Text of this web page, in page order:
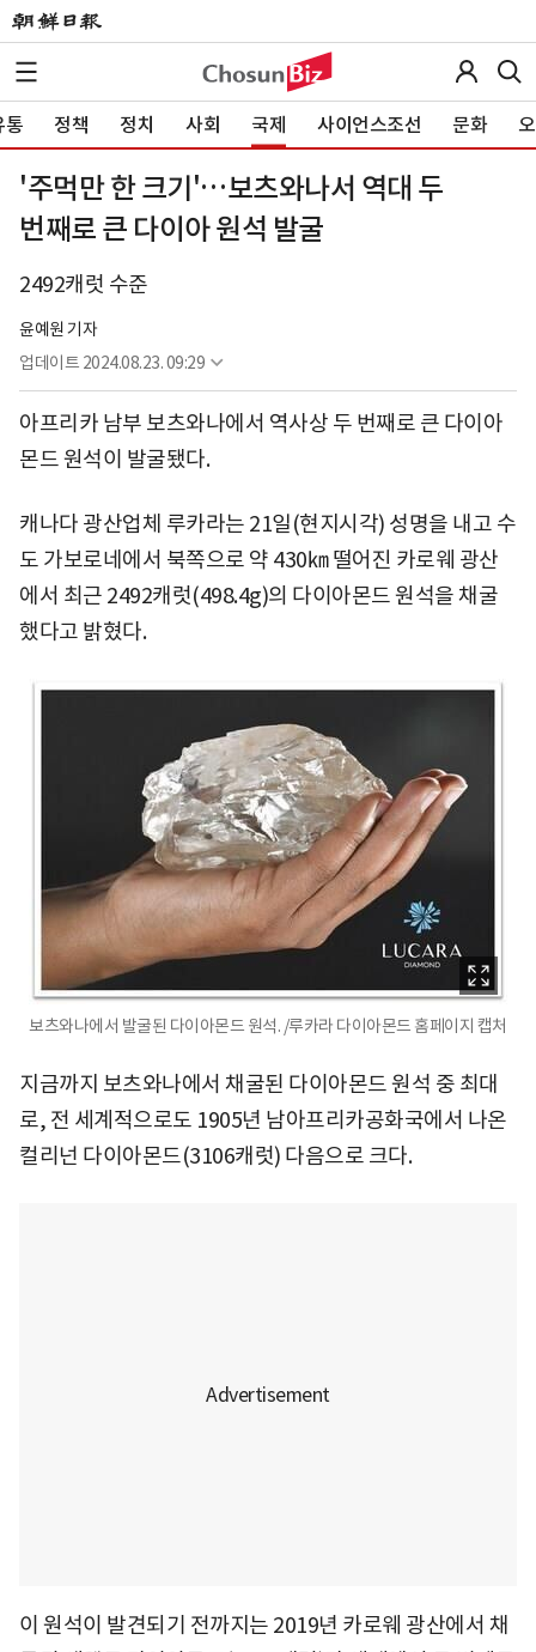
통 정책 정치 사회 국제 사이언스조선 문화
'주먹만 한 크기'…보츠와나서 역대 두
번째로 큰 다이아 원석 발굴
2492캐럿 수준
윤예원 기자
업데이트 2024.08.23. 09:29
아프리카 남부 보츠와나에서 역사상 두 번째로 큰 다이아
몬드 원석이 발굴됐다.
캐나다 광산업체 루카라는 21일(현지시각) 성명을 내고 수
도 가보로네에서 북쪽으로 약 430㎞ 떨어진 카로웨 광산
에서 최근 2492캐럿(498.4g)의 다이아몬드 원석을 채굴
했다고 밝혔다.
보츠와나에서 발굴된 다이아몬드 원석. /루카라 다이아몬드 홈페이지 캡처
지금까지 보츠와나에서 채굴된 다이아몬드 원석 중 최대
로, 전 세계적으로도 1905년 남아프리카공화국에서 나온
컬리넌 다이아몬드(3106캐럿) 다음으로 크다.
이 원석이 발견되기 전까지는 2019년 카로웨 광산에서 채